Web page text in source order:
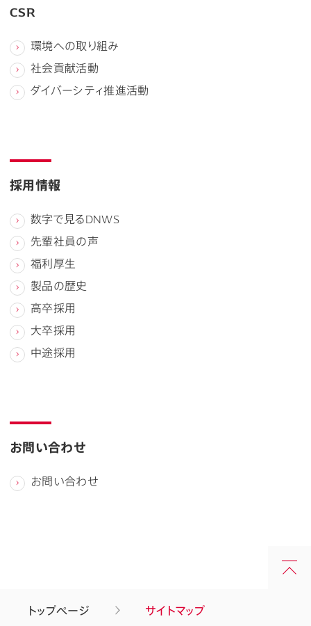
CSR
環境への取り組み
社会貢献活動
ダイバーシティ推進活動
採用情報
数字で見るDNWS
先輩社員の声
福利厚生
製品の歴史
高卒採用
大卒採用
中途採用
お問い合わせ
お問い合わせ
トップページ サイトマップ